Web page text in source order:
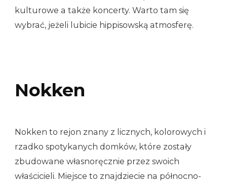
kulturowe a także koncerty. Warto tam się
wybrać, jeżeli lubicie hippisowską atmosferę.
Nokken
Nokken to rejon znany z licznych, kolorowych i
rzadko spotykanych domków, które zostały
zbudowane własnoręcznie przez swoich
właścicieli. Miejsce to znajdziecie na północno-